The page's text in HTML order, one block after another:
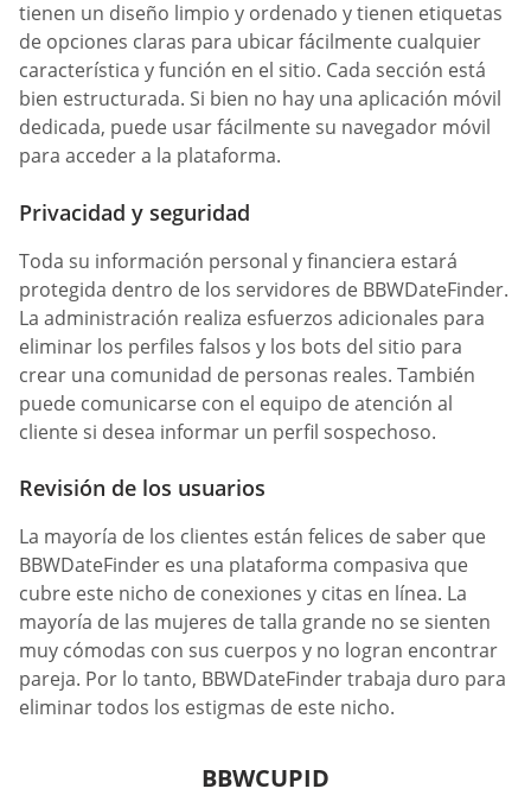
tienen un diseño limpio y ordenado y tienen etiquetas
de opciones claras para ubicar fácilmente cualquier
característica y función en el sitio. Cada sección está
bien estructurada. Si bien no hay una aplicación móvil
dedicada, puede usar fácilmente su navegador móvil
para acceder a la plataforma.
Privacidad y seguridad
Toda su información personal y financiera estará
protegida dentro de los servidores de BBWDateFinder.
La administración realiza esfuerzos adicionales para
eliminar los perfiles falsos y los bots del sitio para
crear una comunidad de personas reales. También
puede comunicarse con el equipo de atención al
cliente si desea informar un perfil sospechoso.
Revisión de los usuarios
La mayoría de los clientes están felices de saber que
BBWDateFinder es una plataforma compasiva que
cubre este nicho de conexiones y citas en línea. La
mayoría de las mujeres de talla grande no se sienten
muy cómodas con sus cuerpos y no logran encontrar
pareja. Por lo tanto, BBWDateFinder trabaja duro para
eliminar todos los estigmas de este nicho.
BBWCUPID